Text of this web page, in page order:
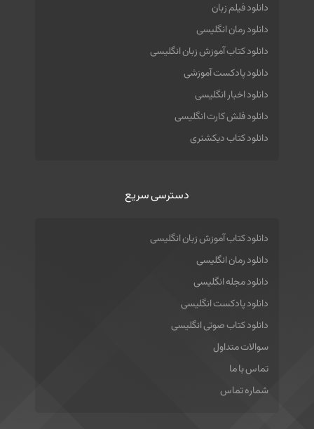
دانلود فیلم زبان
دانلود رمان انگلیسی
دانلود کتاب آموزش زبان انگلیسی
دانلود پادکست آموزشی
دانلود اخبار انگلیسی
دانلود فلش کارت انگلیسی
دانلود کتاب دیکشنری
دسترسی سریع
دانلود کتاب آموزش زبان انگلیسی
دانلود رمان انگلیسی
دانلود مجله انگلیسی
دانلود پادکست انگلیسی
دانلود کتاب صوتی انگلیسی
سوالات متداول
تماس با ما
شماره تماس